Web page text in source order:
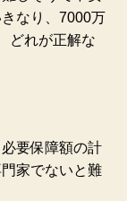
なり、7000万
どれが正解な
要保障額の計
家でないと難